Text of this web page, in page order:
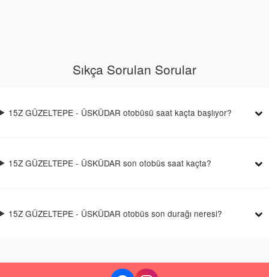
Sıkça Sorulan Sorular
15Z GÜZELTEPE - ÜSKÜDAR otobüsü saat kaçta başlıyor?
15Z GÜZELTEPE - ÜSKÜDAR son otobüs saat kaçta?
15Z GÜZELTEPE - ÜSKÜDAR otobüs son durağı neresi?